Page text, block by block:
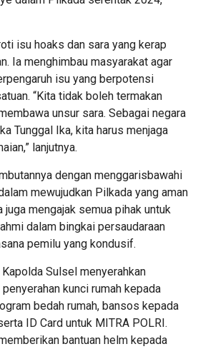
isu hoaks dan sara yang kerap
Ia menghimbau masyarakat agar
isu yang berpotensi
“Kita tidak boleh termakan
unsur sara. Sebagai negara
Tunggal Ika, kita harus menjaga
lanjutnya.
dengan menggarisbawahi
mewujudkan Pilkada yang aman
juga mengajak semua pihak untuk
dalam bingkai persaudaraan
pemilu yang kondusif.
Kapolda Sulsel menyerahkan
kunci rumah kepada
bedah rumah, bansos kepada
ID Card untuk MITRA POLRI.
bantuan helm kepada